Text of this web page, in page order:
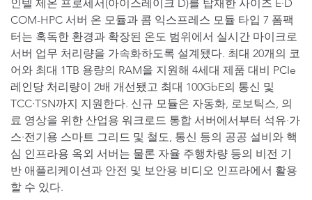
인텔 제온 프로세서(아이스레이크 D)를 탑재한 사이즈 E·D
COM-HPC 서버 온 모듈과 콤 익스프레스 모듈 타입 7 폼팩
터는 혹독한 환경과 확장된 온도 범위에서 실시간 마이크로
서버 업무 처리량을 가속화하도록 설계됐다. 최대 20개의 코
어와 최대 1TB 용량의 RAM을 지원해 4세대 제품 대비 PCIe
레인당 처리량이 2배 개선됐고 최대 100GbE의 통신 및
TCC·TSN까지 지원한다. 신규 모듈은 자동화, 로보틱스, 의
료 영상을 위한 산업용 워크로드 통합 서버에서부터 석유·가
스·전기용 스마트 그리드 및 철도, 통신 등의 공공 설비와 핵
심 인프라용 옥외 서버는 물론 자율 주행차량 등의 비전 기
반 애플리케이션과 안전 및 보안용 비디오 인프라에서 활용
할 수 있다.